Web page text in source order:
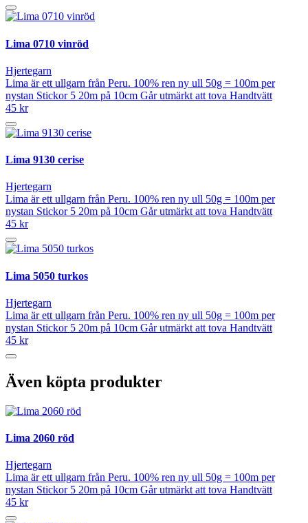
Lima 0710 vinröd
Hjertegarn
Lima är ett ullgarn från Peru. 100% ren ny ull 50g = 100m per
nystan Stickor 5 20m på 10cm Går utmärkt att tova Handtvätt
45 kr
Lima 9130 cerise
Hjertegarn
Lima är ett ullgarn från Peru. 100% ren ny ull 50g = 100m per
nystan Stickor 5 20m på 10cm Går utmärkt att tova Handtvätt
45 kr
Lima 5050 turkos
Hjertegarn
Lima är ett ullgarn från Peru. 100% ren ny ull 50g = 100m per
nystan Stickor 5 20m på 10cm Går utmärkt att tova Handtvätt
45 kr
Även köpta produkter
Lima 2060 röd
Hjertegarn
Lima är ett ullgarn från Peru. 100% ren ny ull 50g = 100m per
nystan Stickor 5 20m på 10cm Går utmärkt att tova Handtvätt
45 kr